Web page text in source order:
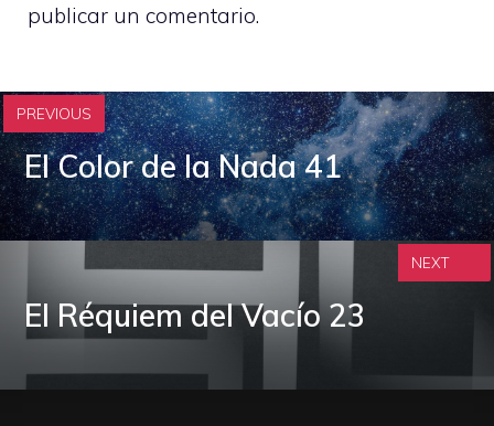
publicar un comentario.
PREVIOUS
El Color de la Nada 41
El Réquiem del Vacío 23
NEXT